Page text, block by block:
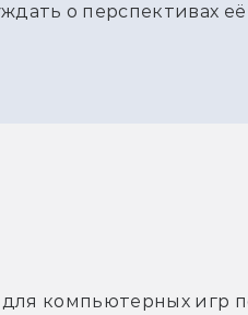
о перспективах
компьютерных игр